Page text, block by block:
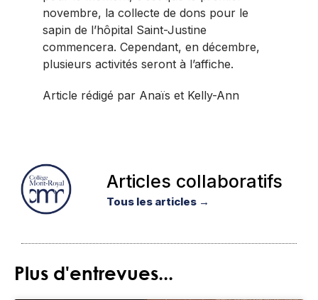
novembre, la collecte de dons pour le
sapin de l’hôpital Saint-Justine
commencera. Cependant, en décembre,
plusieurs activités seront à l’affiche.
Article rédigé par Anaïs et Kelly-Ann
Articles collaboratifs
Tous les articles →
Plus d'entrevues...